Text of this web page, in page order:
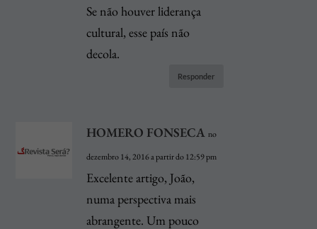
Se não houver liderança
cultural, esse país não
decola.
Responder
HOMERO FONSECA no
dezembro 14, 2016 a partir do 12:59 pm
Excelente artigo, João,
numa perspectiva mais
abrangente. Um pouco